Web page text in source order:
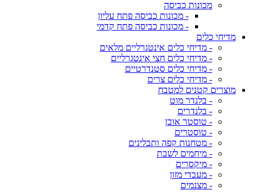
מכונות כביסה
- מכונות כביסה פתח עליון
- מכונות כביסה פתח קדמי
מדיחי כלים
- מדיחי כלים אינטגרליים מלאים
- מדיחי כלים חצי אינטגרליים
- מדיחי כלים סטנדרטיים
- מדיחי כלים צרים
מוצרים קטנים למטבח
- בלנדר מוט
- בלנדרים
- טוסטר אובן
- טוסטרים
- מטחנות קפה ותבלינים
- מיחמים לשבת
- מיקסרים
- מעבדי מזון
- מצנמים